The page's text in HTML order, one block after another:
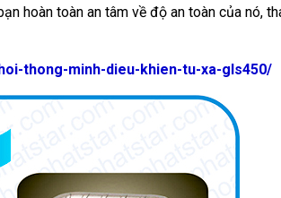
hoàn toàn an tâm về độ an toàn của nó,
thong-minh-dieu-khien-tu-xa-gls450/